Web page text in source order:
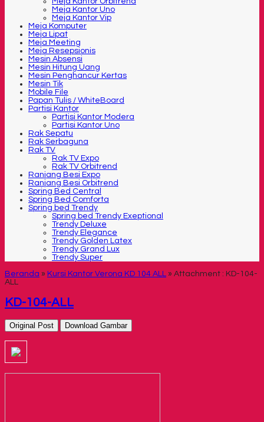
Meja Kantor Uno
Meja Kantor Vip
Meja Komputer
Meja Lipat
Meja Meeting
Meja Resepsionis
Mesin Absensi
Mesin Hitung Uang
Mesin Penghancur Kertas
Mesin Tik
Mobile File
Papan Tulis / WhiteBoard
Partisi Kantor
Partisi Kantor Modera
Partisi Kantor Uno
Rak Sepatu
Rak Serbaguna
Rak TV
Rak TV Expo
Rak TV Orbitrend
Ranjang Besi Expo
Ranjang Besi Orbitrend
Spring Bed Central
Spring Bed Comforta
Spring bed Trendy
Spring bed Trendy Exeptional
Trendy Deluxe
Trendy Elegance
Trendy Golden Latex
Trendy Grand Lux
Trendy Super
Beranda » Kursi Kantor Verona KD 104 ALL » Attachment : KD-104-
ALL
KD-104-ALL
Original Post Download Gambar